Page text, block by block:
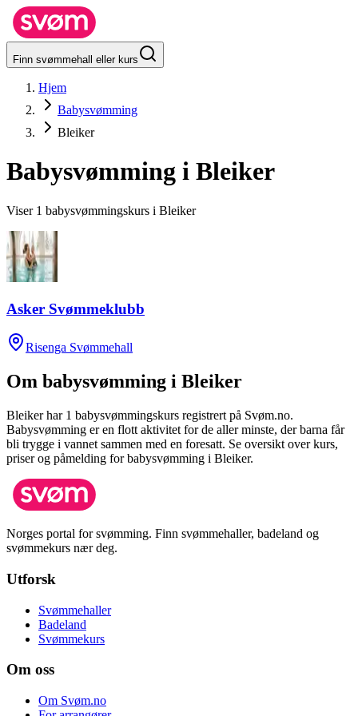
Finn svømmehall eller kurs
Hjem
Babysvømming
Bleiker
Babysvømming i Bleiker
Viser 1 babysvømmingskurs i Bleiker
Asker Svømmeklubb
Risenga Svømmehall
Om babysvømming i Bleiker
Bleikerhar 1 babysvømmingskurs registrert på Svøm.no.
Babysvømming er en flott aktivitet for de aller minste, der barna får
bli trygge i vannet sammen med en foresatt. Se oversikt over kurs,
priser og påmelding for babysvømming i Bleiker.
Norges portal for svømming. Finn svømmehaller, badeland og
svømmekurs nær deg.
Utforsk
Svømmehaller
Badeland
Svømmekurs
Om oss
Om Svøm.no